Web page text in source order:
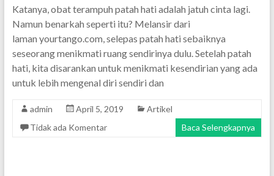
Katanya, obat terampuh patah hati adalah jatuh cinta lagi.
Namun benarkah seperti itu? Melansir dari
laman yourtango.com, selepas patah hati sebaiknya
seseorang menikmati ruang sendirinya dulu. Setelah patah
hati, kita disarankan untuk menikmati kesendirian yang ada
untuk lebih mengenal diri sendiri dan
admin April 5, 2019
Artikel
Tidak ada Komentar
Baca Selengkapnya